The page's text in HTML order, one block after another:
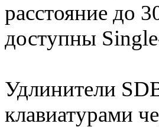
расстояние до
доступны
Удлинители
клавиатурами